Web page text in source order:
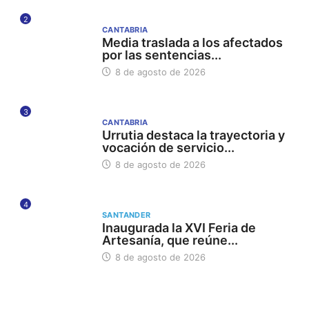
2
CANTABRIA
Media traslada a los afectados
por las sentencias...
8 de agosto de 2026
3
CANTABRIA
Urrutia destaca la trayectoria y
vocación de servicio...
8 de agosto de 2026
4
SANTANDER
Inaugurada la XVI Feria de
Artesanía, que reúne...
8 de agosto de 2026